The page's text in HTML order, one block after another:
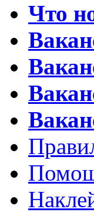
Что